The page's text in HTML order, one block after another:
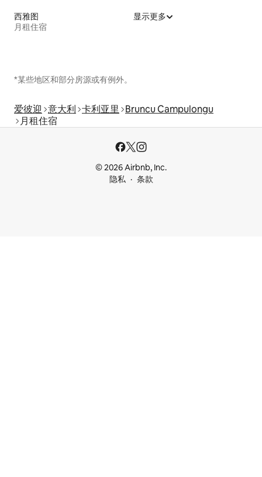
西雅图
月租住宿
显示更多
*某些地区和部分房源或有例外。
爱彼迎 意大利 卡利亚里 Bruncu Campulongu
月租住宿
© 2026 Airbnb, Inc.
隐私
条款